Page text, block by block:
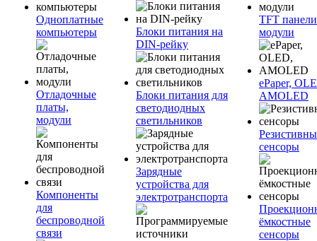
Одноплатные
компьютеры
Отладочные
платы,
модули
Компоненты
для
беспроводной
связи
Блоки питания на
DIN-рейку
Блоки питания для
светодиодных
светильников
Зарядные
устройства для
электротранспорта
TFT
модули
ePaper,
AMOLED
сенсоры
ёмкостные
сенсоры